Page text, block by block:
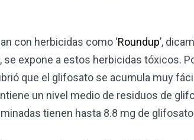
con herbicidas como ‘Roundup’,
expone a estos herbicidas tóxicos.
que el glifosato se acumula muy
un nivel medio de residuos de
tienen hasta 8.8 mg de